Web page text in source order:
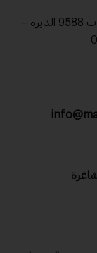
دبي، الامارات العربية المتحدة – جزيرة المرفا – ص .ب 9588 الديرة –